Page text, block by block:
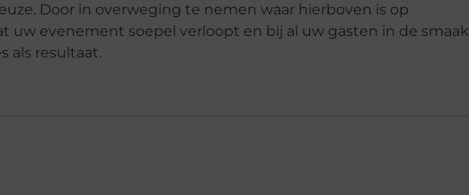
Door in overweging te nemen waar hierboven is op
uw evenement soepel verloopt en bij al uw gasten in de smaak
als resultaat.